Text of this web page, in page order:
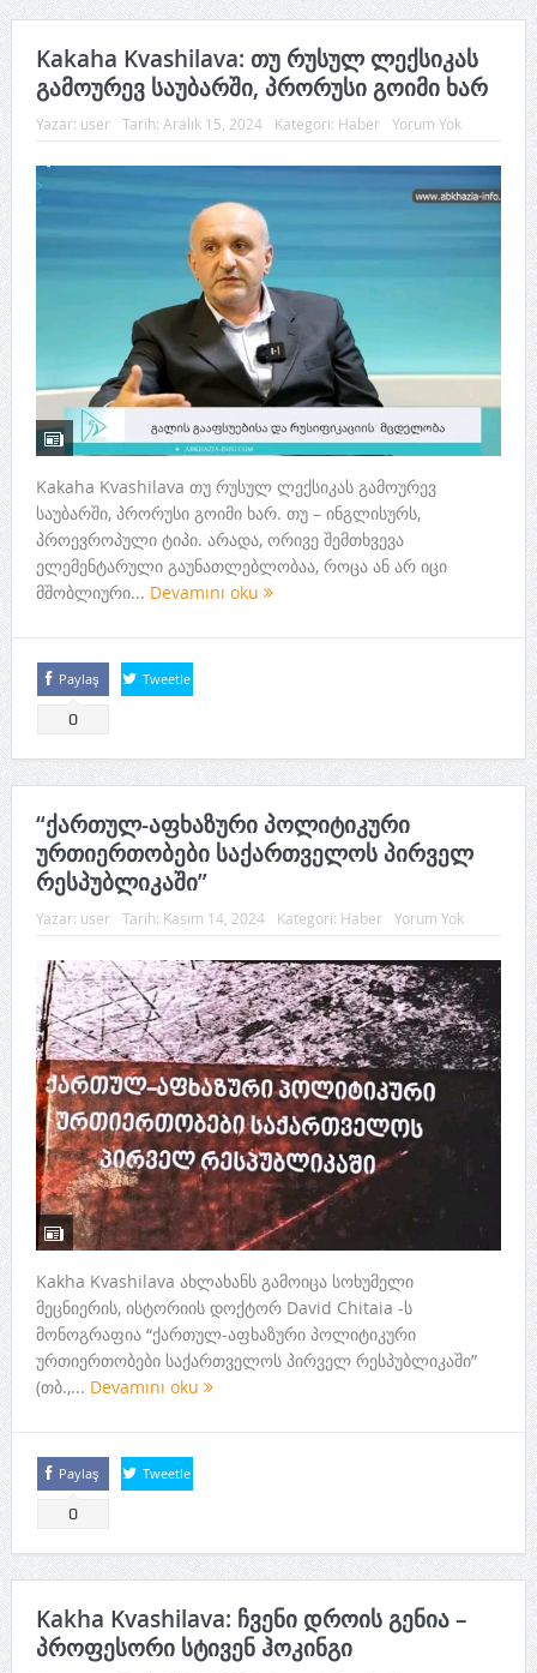
Kakaha Kvashilava: თუ რუსულ ლექსიკას
გამოურევ საუბარში, პრორუსი გოიმი ხარ
Yazar: user Tarih: Aralık 15, 2024 Kategori: Haber Yorum Yok
Kakaha Kvashilava თუ რუსულ ლექსიკას გამოურევ
საუბარში, პრორუსი გოიმი ხარ. თუ – ინგლისურს,
პროევროპული ტიპი. არადა, ორივე შემთხვევა
ელემენტარული გაუნათლებლობაა, როცა ან არ იცი
მშობლიური... Devamını oku
Paylaş
0
Tweetle
“ქართულ-აფხაზური პოლიტიკური
ურთიერთობები საქართველოს პირველ
რესპუბლიკაში”
Yazar: user Tarih: Kasım 14, 2024 Kategori: Haber Yorum Yok
Kakha Kvashilava ახლახანს გამოიცა სოხუმელი
მეცნიერის, ისტორიის დოქტორ David Chitaia -ს
მონოგრაფია “ქართულ-აფხაზური პოლიტიკური
ურთიერთობები საქართველოს პირველ რესპუბლიკაში”
(თბ.,... Devamını oku
Paylaş
0
Tweetle
Kakha Kvashilava: ჩვენი დროის გენია –
პროფესორი სტივენ ჰოკინგი